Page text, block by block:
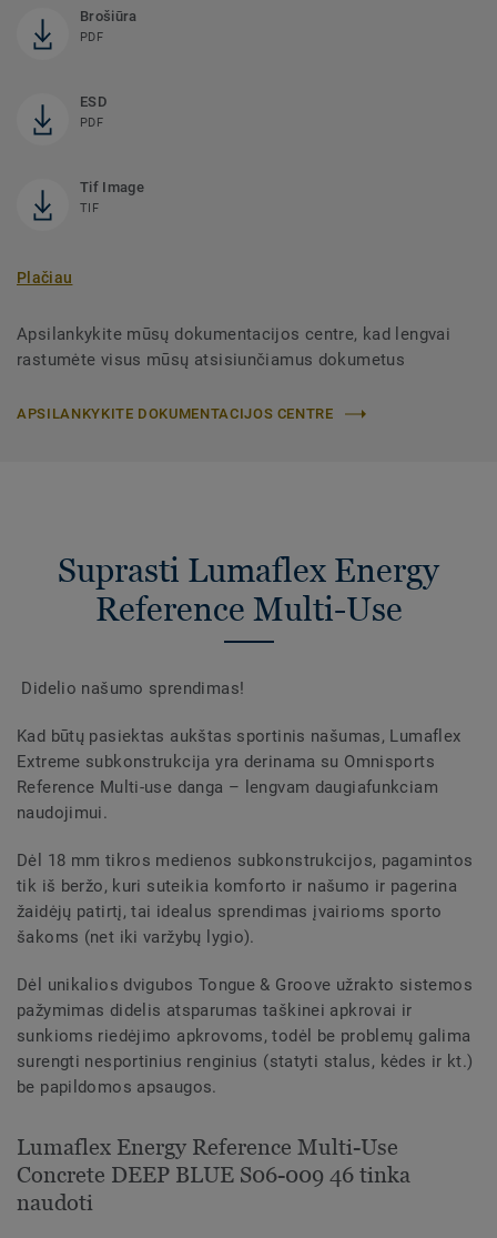
Brošiūra
PDF
ESD
PDF
Tif Image
TIF
Plačiau
Apsilankykite mūsų dokumentacijos centre, kad lengvai
rastumėte visus mūsų atsisiunčiamus dokumetus
APSILANKYKITE DOKUMENTACIJOS CENTRE
Suprasti Lumaflex Energy
Reference Multi-Use
Didelio našumo sprendimas!
Kad būtų pasiektas aukštas sportinis našumas, Lumaflex
Extreme subkonstrukcija yra derinama su Omnisports
Reference Multi-use danga – lengvam daugiafunkciam
naudojimui.
Dėl 18 mm tikros medienos subkonstrukcijos, pagamintos
tik iš beržo, kuri suteikia komforto ir našumo ir pagerina
žaidėjų patirtį, tai idealus sprendimas įvairioms sporto
šakoms (net iki varžybų lygio).
Dėl unikalios dvigubos Tongue & Groove užrakto sistemos
pažymimas didelis atsparumas taškinei apkrovai ir
sunkioms riedėjimo apkrovoms, todėl be problemų galima
surengti nesportinius renginius (statyti stalus, kėdes ir kt.)
be papildomos apsaugos.
Lumaflex Energy Reference Multi-Use
Concrete DEEP BLUE S06-009 46 tinka
naudoti